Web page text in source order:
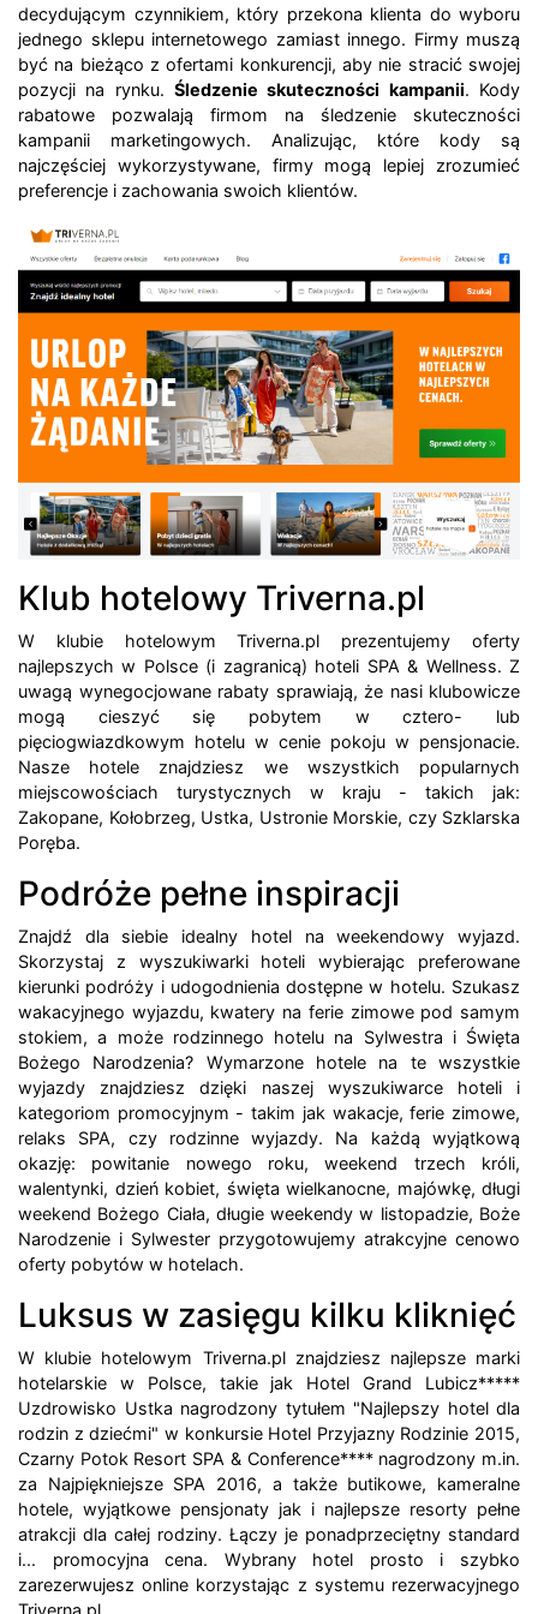
decydującym czynnikiem, który przekona klienta do wyboru
jednego sklepu internetowego zamiast innego. Firmy muszą
być na bieżąco z ofertami konkurencji, aby nie stracić swojej
pozycji na rynku. Śledzenie skuteczności kampanii. Kody
rabatowe pozwalają firmom na śledzenie skuteczności
kampanii marketingowych. Analizując, które kody są
najczęściej wykorzystywane, firmy mogą lepiej zrozumieć
preferencje i zachowania swoich klientów.
Klub hotelowy Triverna.pl
W klubie hotelowym Triverna.pl prezentujemy oferty
najlepszych w Polsce (i zagranicą) hoteli SPA & Wellness. Z
uwagą wynegocjowane rabaty sprawiają, że nasi klubowicze
mogą cieszyć się pobytem w cztero- lub
pięciogwiazdkowym hotelu w cenie pokoju w pensjonacie.
Nasze hotele znajdziesz we wszystkich popularnych
miejscowościach turystycznych w kraju - takich jak:
Zakopane, Kołobrzeg, Ustka, Ustronie Morskie, czy Szklarska
Poręba.
Podróże pełne inspiracji
Znajdź dla siebie idealny hotel na weekendowy wyjazd.
Skorzystaj z wyszukiwarki hoteli wybierając preferowane
kierunki podróży i udogodnienia dostępne w hotelu. Szukasz
wakacyjnego wyjazdu, kwatery na ferie zimowe pod samym
stokiem, a może rodzinnego hotelu na Sylwestra i Święta
Bożego Narodzenia? Wymarzone hotele na te wszystkie
wyjazdy znajdziesz dzięki naszej wyszukiwarce hoteli i
kategoriom promocyjnym - takim jak wakacje, ferie zimowe,
relaks SPA, czy rodzinne wyjazdy. Na każdą wyjątkową
okazję: powitanie nowego roku, weekend trzech króli,
walentynki, dzień kobiet, święta wielkanocne, majówkę, długi
weekend Bożego Ciała, długie weekendy w listopadzie, Boże
Narodzenie i Sylwester przygotowujemy atrakcyjne cenowo
oferty pobytów w hotelach.
Luksus w zasięgu kilku kliknięć
W klubie hotelowym Triverna.pl znajdziesz najlepsze marki
hotelarskie w Polsce, takie jak Hotel Grand Lubicz*****
Uzdrowisko Ustka nagrodzony tytułem "Najlepszy hotel dla
rodzin z dziećmi" w konkursie Hotel Przyjazny Rodzinie 2015,
Czarny Potok Resort SPA & Conference**** nagrodzony m.in.
za Najpiękniejsze SPA 2016, a także butikowe, kameralne
hotele, wyjątkowe pensjonaty jak i najlepsze resorty pełne
atrakcji dla całej rodziny. Łączy je ponadprzeciętny standard
i... promocyjna cena. Wybrany hotel prosto i szybko
zarezerwujesz online korzystając z systemu rezerwacyjnego
Triverna.pl